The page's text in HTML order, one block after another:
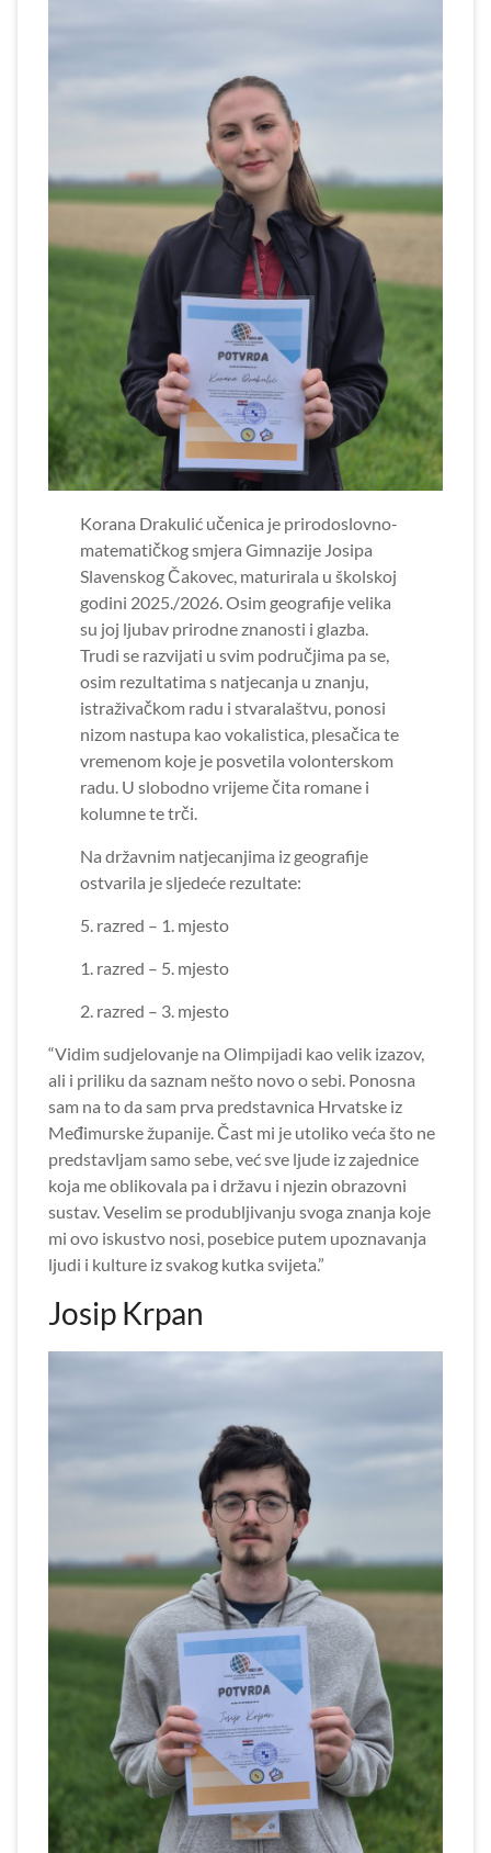
Korana Drakulić učenica je prirodoslovno-
matematičkog smjera Gimnazije Josipa
Slavenskog Čakovec, maturirala u školskoj
godini 2025./2026. Osim geografije velika
su joj ljubav prirodne znanosti i glazba.
Trudi se razvijati u svim područjima pa se,
osim rezultatima s natjecanja u znanju,
istraživačkom radu i stvaralaštvu, ponosi
nizom nastupa kao vokalistica, plesačica te
vremenom koje je posvetila volonterskom
radu. U slobodno vrijeme čita romane i
kolumne te trči.
Na državnim natjecanjima iz geografije
ostvarila je sljedeće rezultate:
5. razred – 1. mjesto
1. razred – 5. mjesto
2. razred – 3. mjesto
“Vidim sudjelovanje na Olimpijadi kao velik izazov,
ali i priliku da saznam nešto novo o sebi. Ponosna
sam na to da sam prva predstavnica Hrvatske iz
Međimurske županije. Čast mi je utoliko veća što ne
predstavljam samo sebe, već sve ljude iz zajednice
koja me oblikovala pa i državu i njezin obrazovni
sustav. Veselim se produbljivanju svoga znanja koje
mi ovo iskustvo nosi, posebice putem upoznavanja
ljudi i kulture iz svakog kutka svijeta.”
Josip Krpan